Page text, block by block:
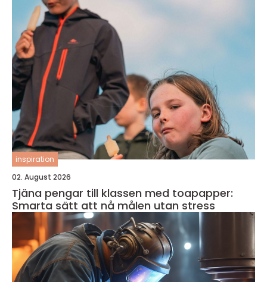
inspiration
02. August 2026
Tjäna pengar till klassen med toapapper:
Smarta sätt att nå målen utan stress